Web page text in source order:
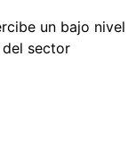
un bajo nivel
sector